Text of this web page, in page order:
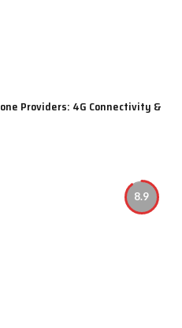
Providers: 4G Connectivity &
8.9